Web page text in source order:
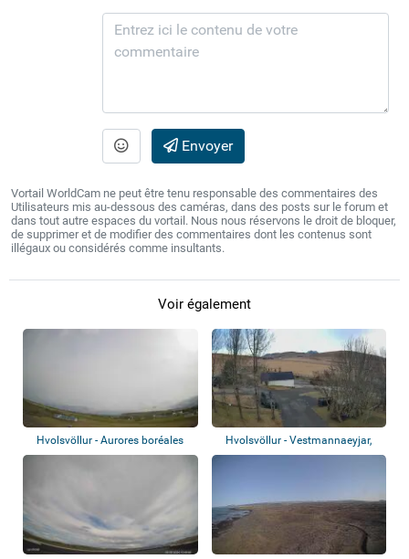
Envoyer
Vortail WorldCam ne peut être tenu responsable des commentaires des
Utilisateurs mis au-dessous des caméras, dans des posts sur le forum et
dans tout autre espaces du vortail. Nous nous réservons le droit de bloquer,
de supprimer et de modifier des commentaires dont les contenus sont
illégaux ou considérés comme insultants.
Voir également
Hvolsvöllur - Aurores boréales
Hvolsvöllur - Vestmannaeyjar,
Prihyrning...